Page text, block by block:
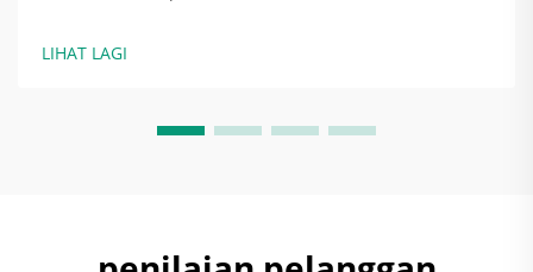
mengekalkan kawasan pembedahan bebas daripada
LIHAT LAGI